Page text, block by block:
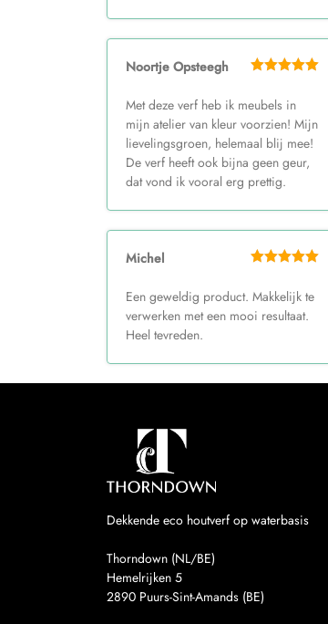
Noortje Opsteegh
Met deze verf heb ik meubels in
mijn atelier van kleur voorzien! Mijn
lievelingsgroen, helemaal blij mee!
De verf heeft ook bijna geen geur,
dat vond ik vooral erg prettig.
Michel
Een geweldig product. Makkelijk te
verwerken met een mooi resultaat.
Heel tevreden.
Dekkende eco houtverf op waterbasis
Thorndown (NL/BE)
Hemelrijken 5
2890 Puurs-Sint-Amands (BE)